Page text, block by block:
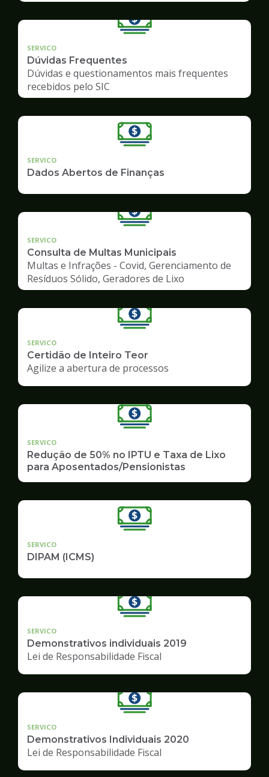
SERVICO
Dúvidas Frequentes
Dúvidas e questionamentos mais frequentes
recebidos pelo SIC
SERVICO
Dados Abertos de Finanças
SERVICO
Consulta de Multas Municipais
Multas e Infrações - Covid, Gerenciamento de
Resíduos Sólido, Geradores de Lixo
SERVICO
Certidão de Inteiro Teor
Agilize a abertura de processos
SERVICO
Redução de 50% no IPTU e Taxa de Lixo
para Aposentados/Pensionistas
SERVICO
DIPAM (ICMS)
SERVICO
Demonstrativos individuais 2019
Lei de Responsabilidade Fiscal
SERVICO
Demonstrativos Individuais 2020
Lei de Responsabilidade Fiscal